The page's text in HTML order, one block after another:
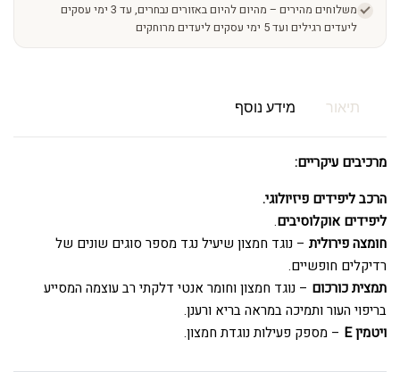
משלוחים מהירים – מהיום להיום באזורים נבחרים, עד 3 ימי עסקים
ליעדים רגילים ועד 5 ימי עסקים ליעדים מרוחקים
תיאור מידע נוסף
מרכיבים עיקריים:
הרכב ליפידים פיזיולוגי.
ליפידים אוקלוסיבים.
חומצה פירולית – נוגד חמצון שיעיל נגד מספר סוגים שונים של
רדיקלים חופשיים.
תמצית כורכום – נוגד חמצון וחומר אנטי דלקתי רב עוצמה המסייע
בריפוי העור ותמיכה במראה בריא ורענן.
ויטמין E
– מספק פעילות נוגדת חמצון.